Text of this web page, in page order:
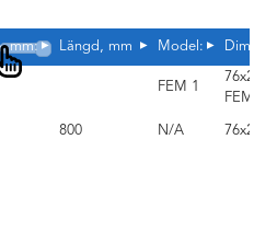
mm: Längd, mm Model:
FEM 1
FEM 1A
800 N/A